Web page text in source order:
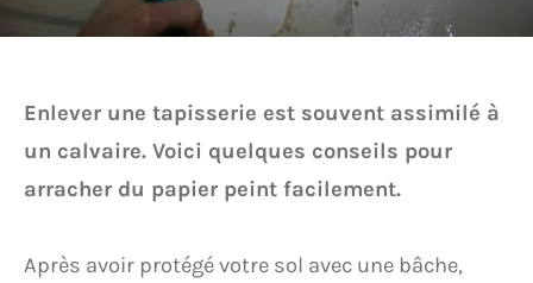
Enlever une tapisserie est souvent assimilé à
un calvaire. Voici quelques conseils pour
arracher du papier peint facilement.
Après avoir protégé votre sol avec une bâche,